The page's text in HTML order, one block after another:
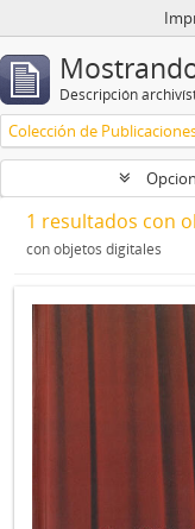
Descripción
1 resultados con
con objetos digitales